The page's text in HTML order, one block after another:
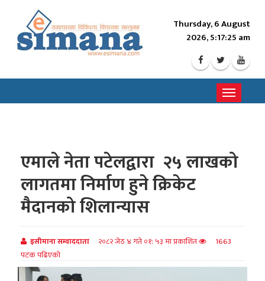
Thursday, 6 August
2026, 5:17:26 am
Toggle
एमाले नेता पटेलद्वारा २५ लाखको
लागतमा निर्माण हुने क्रिकेट
मैदानको शिलान्यास
इसीमाना सम्वाददाता २०८२ जेठ ४ गते ०१: ५३ मा प्रकाशित
1663
पटक पढिएको